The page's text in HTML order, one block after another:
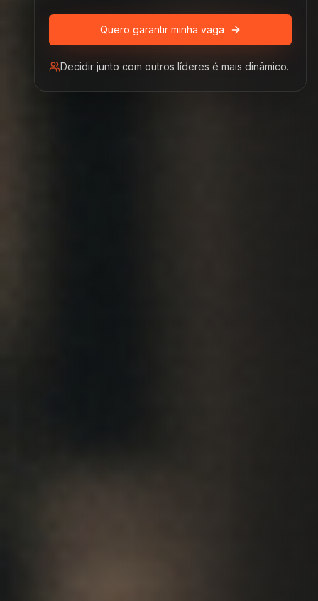
Quero garantir minha vaga
Decidir junto com outros líderes é mais dinâmico.